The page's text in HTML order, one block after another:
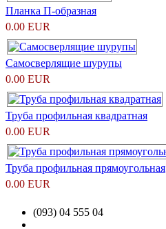
Планка П-образная
0.00 EUR
Самосверлящие шурупы
0.00 EUR
Труба профильная квадратная
0.00 EUR
Труба профильная прямоугольная
0.00 EUR
(093) 04 555 04